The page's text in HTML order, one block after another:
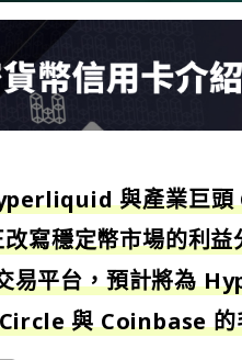
與產業巨
寫穩定幣市場的利
易平台，預計將為
與 Coinbase 的